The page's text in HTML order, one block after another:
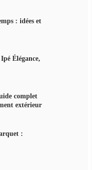
: idées et
Élégance,
complet
extérieur
: